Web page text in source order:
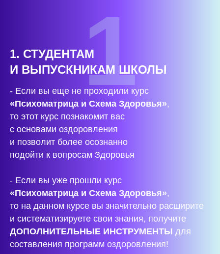
1. СТУДЕНТАМ
И ВЫПУСКНИКАМ ШКОЛЫ
- Если вы еще не проходили курс
«Психоматрица и Схема Здоровья»,
то этот курс познакомит вас
с основами оздоровления
и позволит более осознанно
подойти к вопросам Здоровья
- Если вы уже прошли курс
«Психоматрица и Схема Здоровья»,
то на данном курсе вы значительно расширите
и систематизируете свои знания, получите
ДОПОЛНИТЕЛЬНЫЕ ИНСТРУМЕНТЫ для
составления программ оздоровления!
1